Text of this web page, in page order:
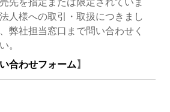
先を指定または限定されていま
人様への取引・取扱につきまし
弊社担当窓口まで問い合わせく
。
合わせフォーム 】